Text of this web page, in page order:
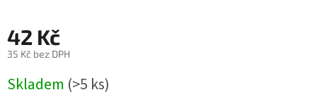
42 Kč
35 Kč bez DPH
cena:
Skladem (>5 ks)